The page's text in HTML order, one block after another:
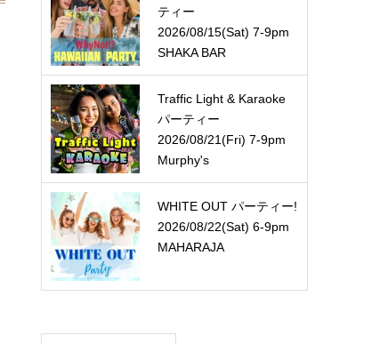
ティー
2026/08/15(Sat) 7-9pm
SHAKA BAR
Traffic Light & Karaoke
パーティー
2026/08/21(Fri) 7-9pm
Murphy's
WHITE OUT パーティー!
2026/08/22(Sat) 6-9pm
MAHARAJA